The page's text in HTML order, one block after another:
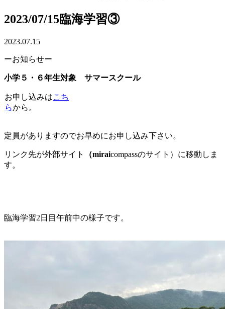
2023/07/15臨海学習③
2023.07.15
ーお知らせー
小学５・６年生対象 サマースクール
お申し込みはこち
らから。
定員がありますのでお早めにお申し込み下さい。
リンク先が外部サイト （miraicompassのサイト）に移動しま
す。
臨海学習2日目午前中の様子です。